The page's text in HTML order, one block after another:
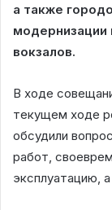
а также
вокзалов.
В ходе
текущем ходе
обсудили
работ,
эксплуатацию,